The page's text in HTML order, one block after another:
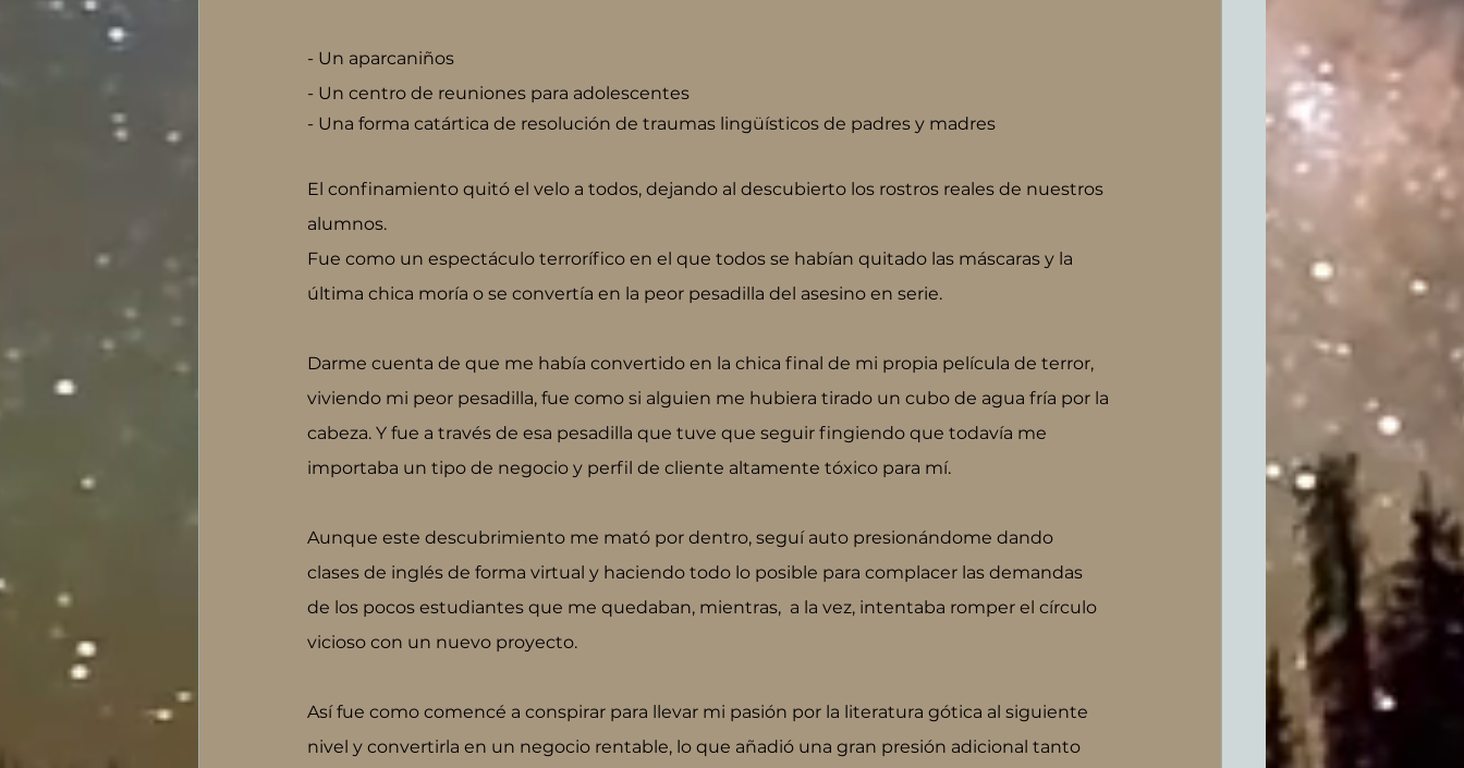
- Un aparcaniños
- Un centro de reuniones para adolescentes
- Una forma catártica de resolución de traumas lingüísticos de padres y madres
El confinamiento quitó el velo a todos, dejando al descubierto los rostros reales de nuestros
alumnos.
Fue como un espectáculo terrorífico en el que todos se habían quitado las máscaras y la
última chica moría o se convertía en la peor pesadilla del asesino en serie.
Darme cuenta de que me había convertido en la chica final de mi propia película de terror,
viviendo mi peor pesadilla, fue como si alguien me hubiera tirado un cubo de agua fría por la
cabeza. Y fue a través de esa pesadilla que tuve que seguir fingiendo que todavía me
importaba un tipo de negocio y perfil de cliente altamente tóxico para mí.
Aunque este descubrimiento me mató por dentro, seguí auto presionándome dando
clases de inglés de forma virtual y haciendo todo lo posible para complacer las demandas
de los pocos estudiantes que me quedaban, mientras,  a la vez, intentaba romper el círculo
vicioso con un nuevo proyecto.
Así fue como comencé a conspirar para llevar mi pasión por la literatura gótica al siguiente
nivel y convertirla en un negocio rentable, lo que añadió una gran presión adicional tanto